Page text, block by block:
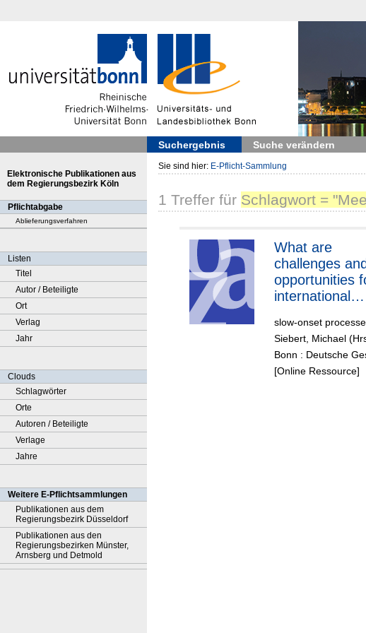
Suchergebnis Suche verändern
Elektronische Publikationen aus
dem Regierungsbezirk Köln
Pflichtabgabe
Ablieferungsverfahren
Listen
Titel
Autor / Beteiligte
Ort
Verlag
Jahr
Clouds
Schlagwörter
Orte
Autoren / Beteiligte
Verlage
Jahre
Weitere E-Pflichtsammlungen
Publikationen aus dem
Regierungsbezirk Düsseldorf
Publikationen aus den
Regierungsbezirken Münster,
Arnsberg und Detmold
Sie sind hier: E-Pflicht-Sammlung
1 Treffer für Schlagwort =
What are
challenges and
opportunities
international
cooperation?
slow-onset
Siebert, Michael
Bonn : Deutsche
[Online Ressource]